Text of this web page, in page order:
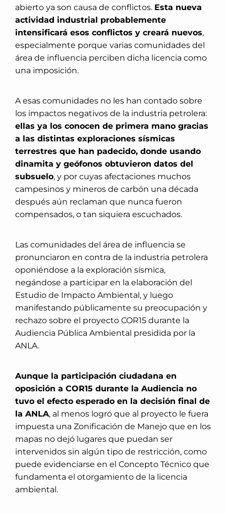
abierto ya son causa de conflictos. Esta nueva
actividad industrial probablemente
intensificará esos conflictos y creará nuevos,
especialmente porque varias comunidades del
área de influencia perciben dicha licencia como
una imposición.
A esas comunidades no les han contado sobre
los impactos negativos de la industria petrolera:
ellas ya los conocen de primera mano gracias
a las distintas exploraciones sísmicas
terrestres que han padecido, donde usando
dinamita y geófonos obtuvieron datos del
subsuelo, y por cuyas afectaciones muchos
campesinos y mineros de carbón una década
después aún reclaman que nunca fueron
compensados, o tan siquiera escuchados.
Las comunidades del área de influencia se
pronunciaron en contra de la industria petrolera
oponiéndose a la exploración sísmica,
negándose a participar en la elaboración del
Estudio de Impacto Ambiental, y luego
manifestando públicamente su preocupación y
rechazo sobre el proyecto COR15 durante la
Audiencia Pública Ambiental presidida por la
ANLA.
Aunque la participación ciudadana en
oposición a COR15 durante la Audiencia no
tuvo el efecto esperado en la decisión final de
la ANLA, al menos logró que al proyecto le fuera
impuesta una Zonificación de Manejo que en los
mapas no dejó lugares que puedan ser
intervenidos sin algún tipo de restricción, como
puede evidenciarse en el Concepto Técnico que
fundamenta el otorgamiento de la licencia
ambiental.